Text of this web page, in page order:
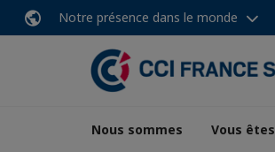
Notre présence dans le monde
Nous sommes Vous êtes